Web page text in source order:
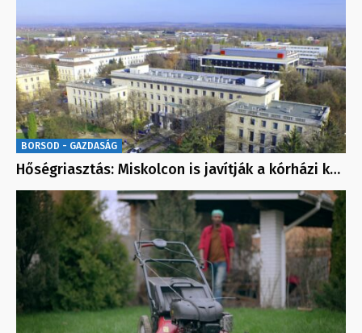
BORSOD - GAZDASÁG
Hőségriasztás: Miskolcon is javítják a kórházi k…